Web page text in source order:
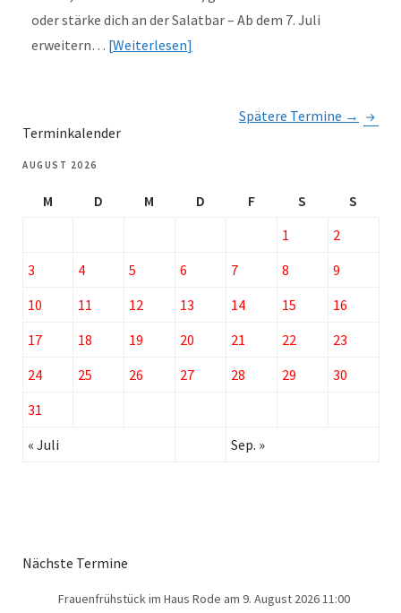
oder stärke dich an der Salatbar – Ab dem 7. Juli
erweitern… Weiterlesen
Spätere Termine →
Terminkalender
AUGUST 2026
M D M D F S
S
1
2
3
4 5 6 7 8
9
10
11 12 13 14 15
16
17
18 19 20 21 22
23
24
25 26 27 28 29
30
31
« Juli
Sep. »
Nächste Termine
Frauenfrühstück im Haus Rode am 9. August 2026 11:00